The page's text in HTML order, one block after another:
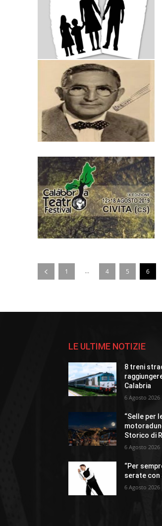
1 ... 4 5 6
LE ULTIME NOTIZIE
8 treni
Calabria
6 Agosto 2026
“Selle per
Storico di
6 Agosto 2026
“Per
serate con
6 Agosto 2026